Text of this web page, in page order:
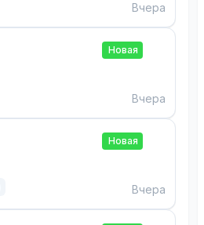
Вчера
Новая
Вчера
Новая
Вчера